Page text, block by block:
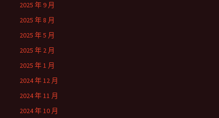
2025 年 9 月
2025 年 8 月
2025 年 5 月
2025 年 2 月
2025 年 1 月
2024 年 12 月
2024 年 11 月
2024 年 10 月